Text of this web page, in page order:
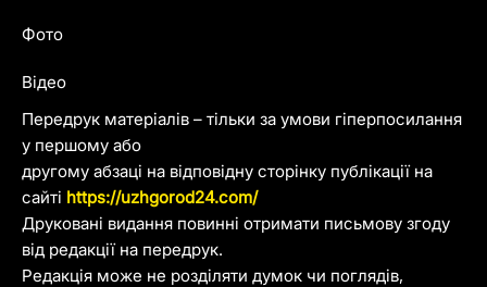
Передрук матеріалів – тільки за умови гіперпосилання
у першому або
другому абзаці на відповідну сторінку публікації на
сайті https://uzhgorod24.com/
Друковані видання повинні отримати письмову згоду
від редакції на передрук.
Редакція може не розділяти думок чи поглядів,
Фото
Відео